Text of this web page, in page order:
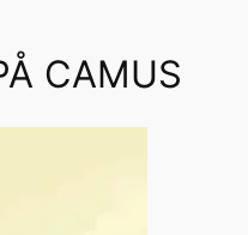
CAMUS